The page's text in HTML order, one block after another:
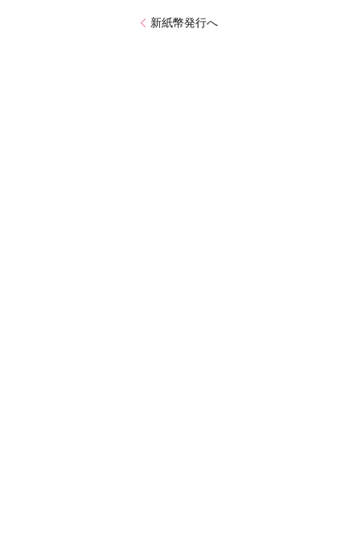
新紙幣発行へ